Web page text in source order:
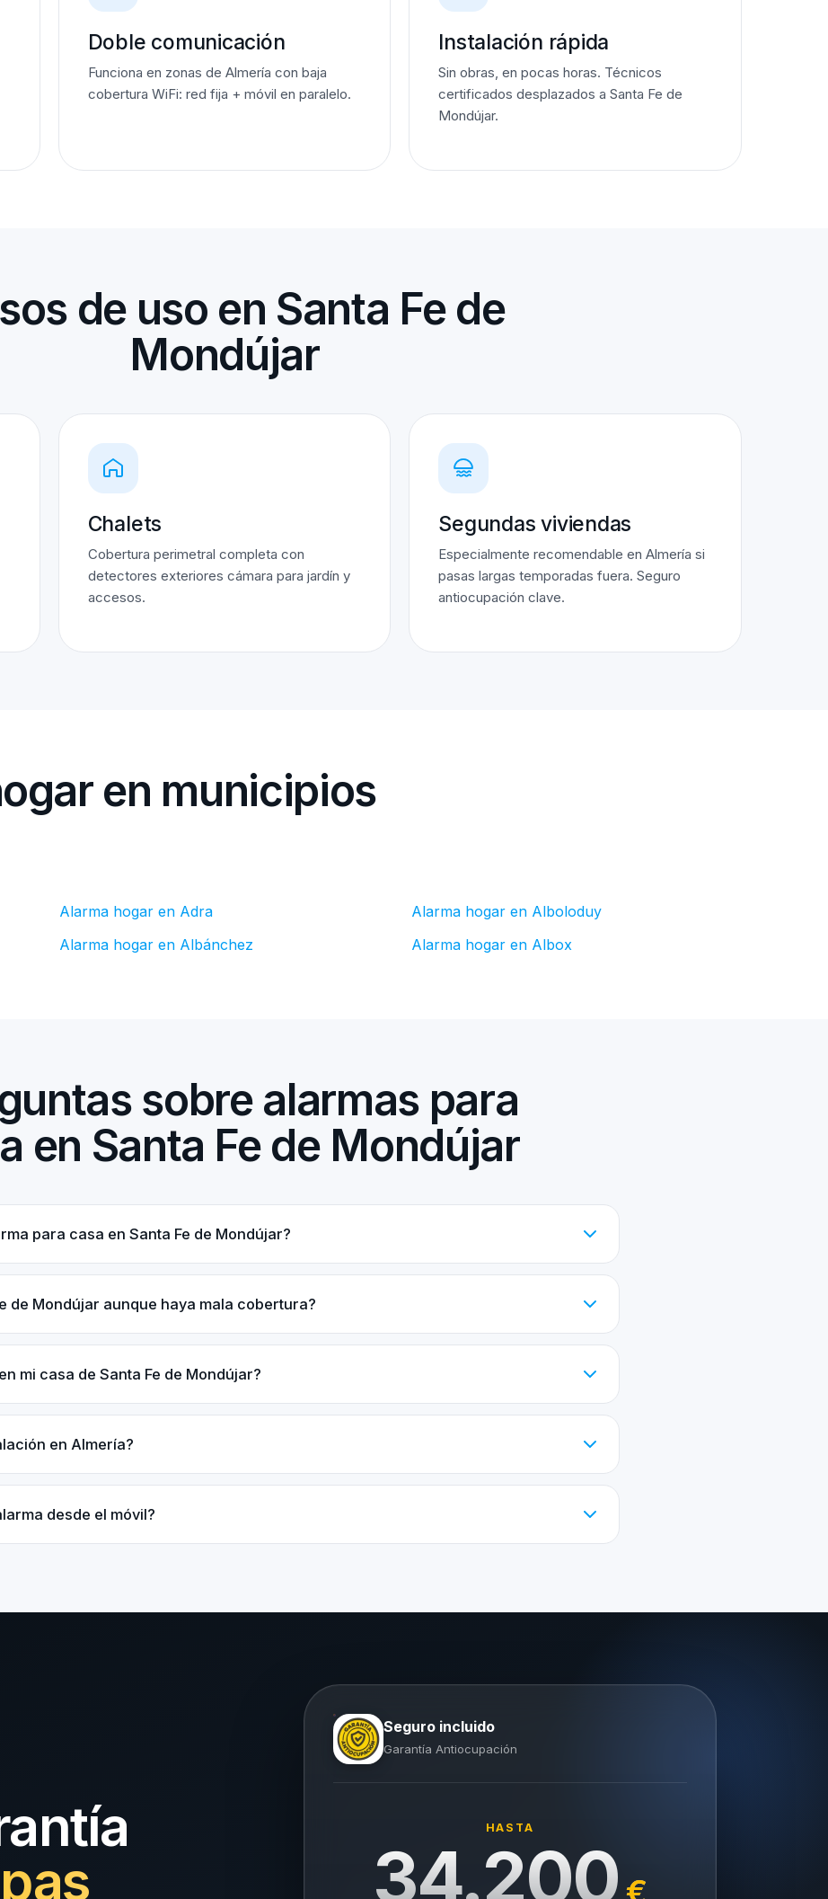
Doble comunicación
Funciona en zonas de Almería con baja
cobertura WiFi: red fija + móvil en paralelo.
Instalación rápida
Sin obras, en pocas horas. Técnicos
certificados desplazados a Santa Fe de
Mondújar.
de uso en Santa Fe de
Mondújar
Chalets
Cobertura perimetral completa con
detectores exteriores cámara para jardín y
accesos.
Segundas viviendas
Especialmente recomendable en Almería si
pasas largas temporadas fuera. Seguro
antiocupación clave.
en municipios
Alarma hogar en Adra
Alarma hogar en Albánchez
Alarma hogar en Alboloduy
Alarma hogar en Albox
sobre alarmas para
en Santa Fe de Mondújar
para casa en Santa Fe de Mondújar?
de Mondújar aunque haya mala cobertura?
mi casa de Santa Fe de Mondújar?
en Almería?
desde el móvil?
Seguro incluido
Garantía Antiocupación
HASTA
34.200